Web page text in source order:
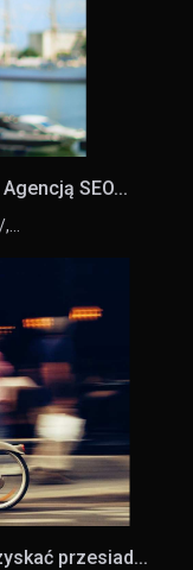
SEO...
,…
przesiad...